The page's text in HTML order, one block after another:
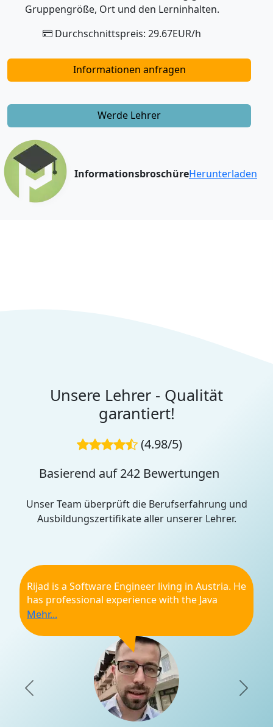
Gruppengröße, Ort und den Lerninhalten.
Durchschnittspreis: 29.67EUR/h
Informationen anfragen
Werde Lehrer
InformationsbroschüreHerunterladen
Unsere Lehrer - Qualität
garantiert!
(4.98/5)
Basierend auf 242 Bewertungen
Unser Team überprüft die Berufserfahrung und
Ausbildungszertifikate aller unserer Lehrer.
Rijad is a Software Engineer living in Austria. He
has professional experience with the Java
language and also in explaining difficult topics
regarding programming. Other than that he is
skilled in online tutoring. Rijad is an excellent
choice for a tutor.
Weiterempfehlung
Pünktlichkeit
Qualifikationen
Professionalität
Previous